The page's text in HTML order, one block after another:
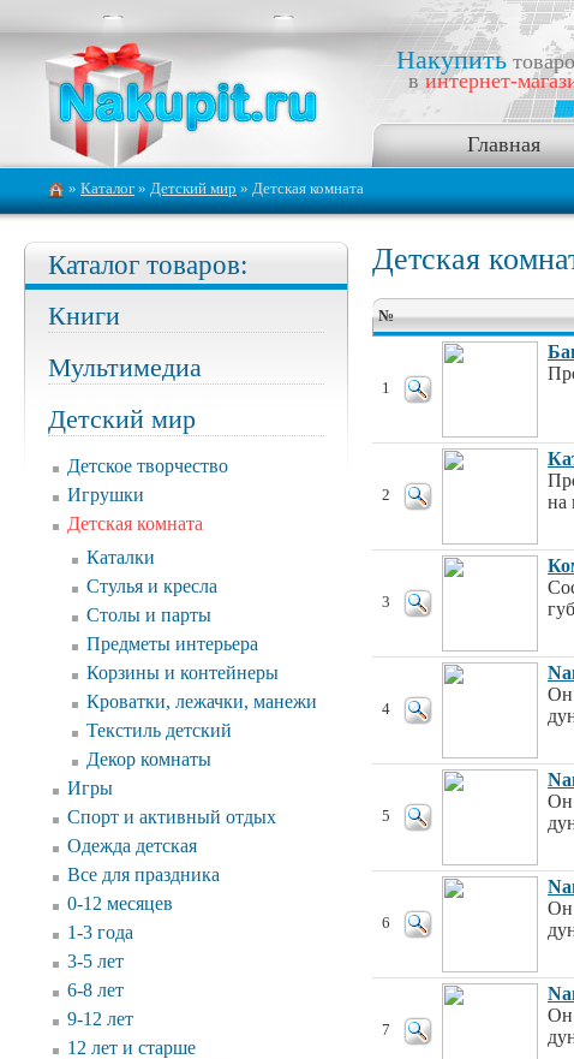
Накупить
в интернет-
Главная
» Каталог » Детский мир » Детская комната
Каталог товаров:
Книги
Мультимедиа
Детский мир
Детское творчество
Игрушки
Детская комната
Каталки
Стулья и кресла
Столы и парты
Предметы интерьера
Корзины и контейнеры
Кроватки, лежачки, манежи
Текстиль детский
Декор комнаты
Игры
Спорт и активный отдых
Одежда детская
Все для праздника
0-12 месяцев
1-3 года
3-5 лет
6-8 лет
9-12 лет
12 лет и старше
Детская
№
1
2
на
3
4
Он
5
Он
6
Он
7
Он